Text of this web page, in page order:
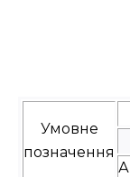
Умовне
позначення